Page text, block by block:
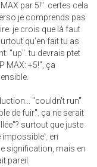
par 5!". certes cela
je comprends pas
je crois que là faut
qu'en fait tu as
"up". tu devrais ptet
MAX: +5!", ça
"couldn't run"
de fuir". ça ne serait
surtout que juste
impossible'. en
signification, mais en
pareil.